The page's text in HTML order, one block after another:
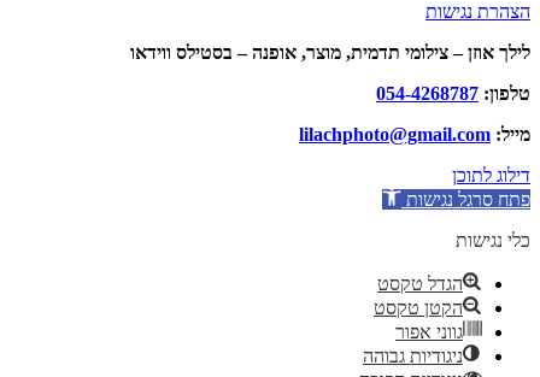
הצהרת נגישות
לילך אוזן – צילומי תדמית, מוצר, אופנה – בסטילס ווידאו
טלפון: 054-4268787
מייל: lilachphoto@gmail.com
דילוג לתוכן
פתח סרגל נגישות
כלי נגישות
הגדל טקסט
הקטן טקסט
גווני אפור
ניגודיות גבוהה